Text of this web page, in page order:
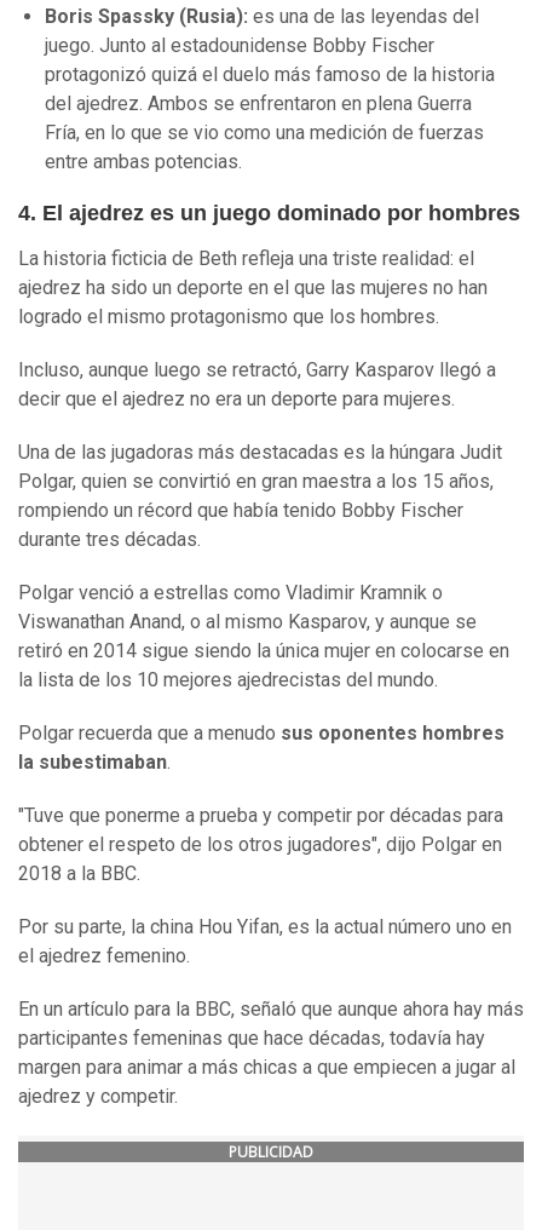
Boris Spassky (Rusia): es una de las leyendas del
juego. Junto al estadounidense Bobby Fischer
protagonizó quizá el duelo más famoso de la historia
del ajedrez. Ambos se enfrentaron en plena Guerra
Fría, en lo que se vio como una medición de fuerzas
entre ambas potencias.
4. El ajedrez es un juego dominado por hombres
La historia ficticia de Beth refleja una triste realidad: el
ajedrez ha sido un deporte en el que las mujeres no han
logrado el mismo protagonismo que los hombres.
Incluso, aunque luego se retractó, Garry Kasparov llegó a
decir que el ajedrez no era un deporte para mujeres.
Una de las jugadoras más destacadas es la húngara Judit
Polgar, quien se convirtió en gran maestra a los 15 años,
rompiendo un récord que había tenido Bobby Fischer
durante tres décadas.
Polgar venció a estrellas como Vladimir Kramnik o
Viswanathan Anand, o al mismo Kasparov, y aunque se
retiró en 2014 sigue siendo la única mujer en colocarse en
la lista de los 10 mejores ajedrecistas del mundo.
Polgar recuerda que a menudo sus oponentes hombres
la subestimaban.
"Tuve que ponerme a prueba y competir por décadas para
obtener el respeto de los otros jugadores", dijo Polgar en
2018 a la BBC.
Por su parte, la china Hou Yifan, es la actual número uno en
el ajedrez femenino.
En un artículo para la BBC, señaló que aunque ahora hay más
participantes femeninas que hace décadas, todavía hay
margen para animar a más chicas a que empiecen a jugar al
ajedrez y competir.
PUBLICIDAD